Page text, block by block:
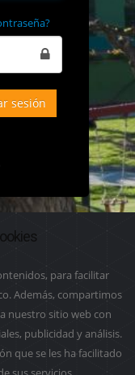
para facilitar
Además, compartimos
nuestro sitio web con
publicidad y análisis.
que se les ha facilitado